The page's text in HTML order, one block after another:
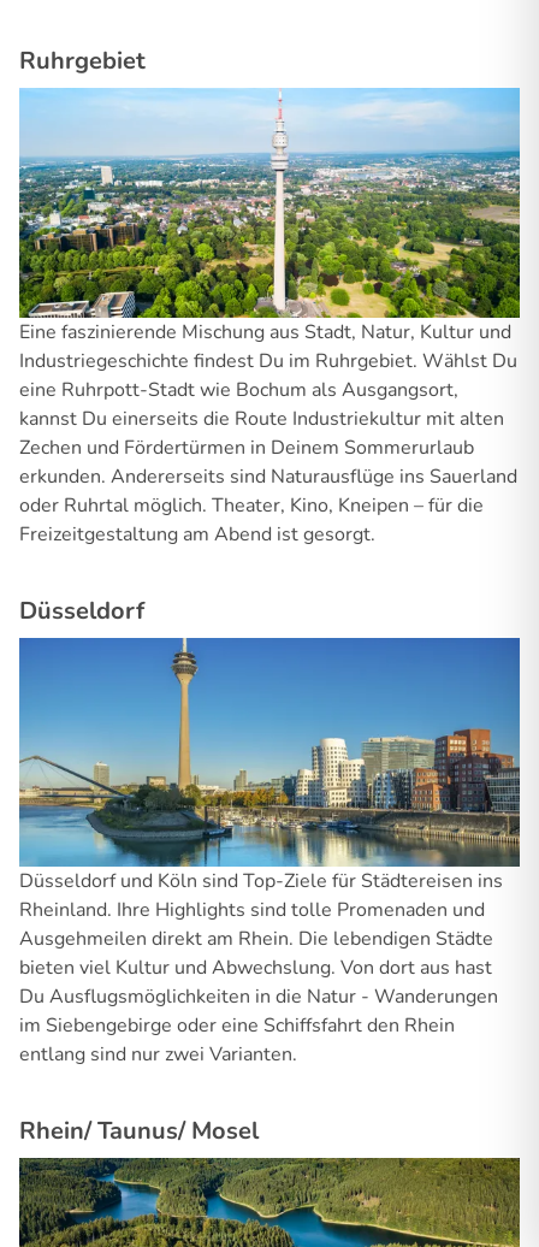
Ruhrgebiet
Eine faszinierende Mischung aus Stadt, Natur, Kultur und
Industriegeschichte findest Du im Ruhrgebiet. Wählst Du
eine Ruhrpott-Stadt wie Bochum als Ausgangsort,
kannst Du einerseits die Route Industriekultur mit alten
Zechen und Fördertürmen in Deinem Sommerurlaub
erkunden. Andererseits sind Naturausflüge ins Sauerland
oder Ruhrtal möglich. Theater, Kino, Kneipen – für die
Freizeitgestaltung am Abend ist gesorgt.
Düsseldorf
Düsseldorf und Köln sind Top-Ziele für Städtereisen ins
Rheinland. Ihre Highlights sind tolle Promenaden und
Ausgehmeilen direkt am Rhein. Die lebendigen Städte
bieten viel Kultur und Abwechslung. Von dort aus hast
Du Ausflugsmöglichkeiten in die Natur - Wanderungen
im Siebengebirge oder eine Schiffsfahrt den Rhein
entlang sind nur zwei Varianten.
Rhein/ Taunus/ Mosel